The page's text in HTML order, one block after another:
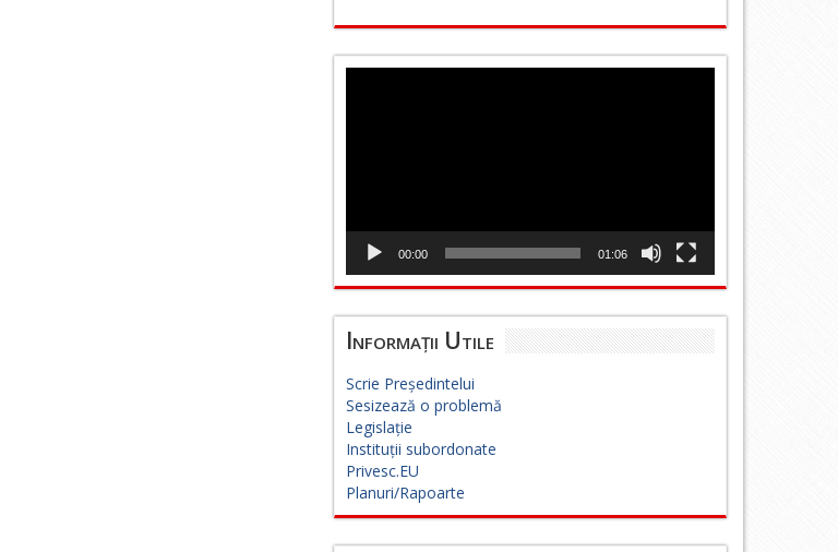
00:00 01:06
Informații Utile
Scrie Președintelui
Sesizează o problemă
Legislație
Instituții subordonate
Privesc.EU
Planuri/Rapoarte